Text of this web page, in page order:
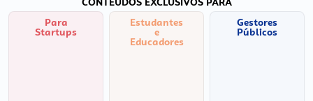
Para
Startups
Estudantes
e
Educadores
Gestores
Públicos